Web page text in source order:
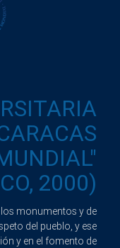
2000)
monumentos y de
del pueblo, y ese
y en el fomento de